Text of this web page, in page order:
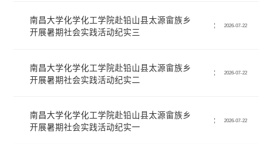
南昌大学化学化工学院赴铅山县太源畲族乡
开展暑期社会实践活动纪实三
2026-07-22
南昌大学化学化工学院赴铅山县太源畲族乡
开展暑期社会实践活动纪实二
2026-07-22
南昌大学化学化工学院赴铅山县太源畲族乡
开展暑期社会实践活动纪实一
2026-07-22